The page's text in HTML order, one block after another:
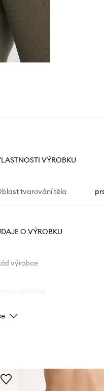
VÝROBKU
tvarování těla
O VÝROBKU
výrobce
produktu